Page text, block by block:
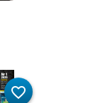
favorite_border